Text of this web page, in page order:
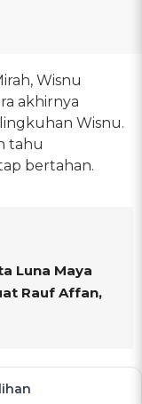
Wisnu
akhirnya
Wisnu.
tahu
bertahan.
Luna Maya
Rauf Affan,